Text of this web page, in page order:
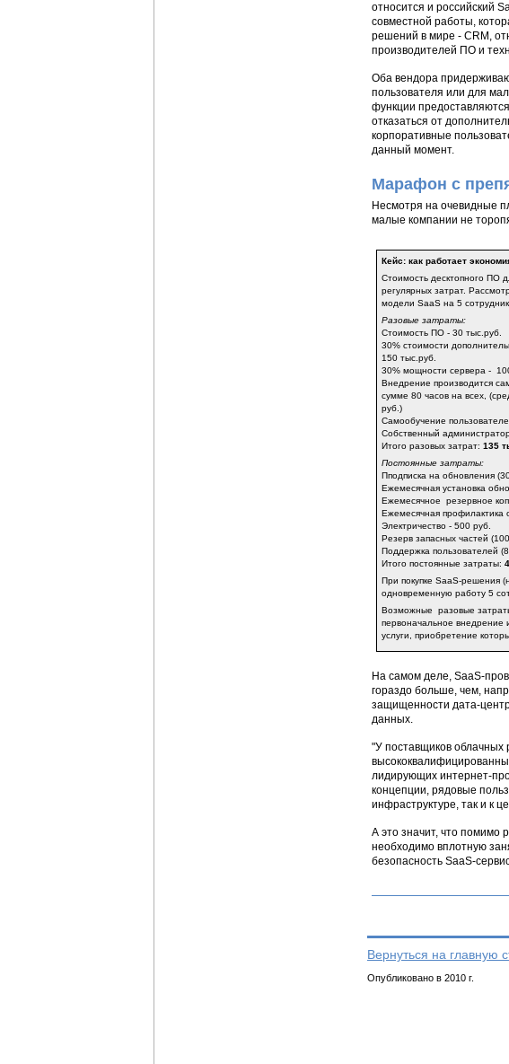
относится и российский
совместной работы,
решений в мире - CRM,
производителей ПО и
Оба вендора
пользователя или для
функции
отказаться от
корпоративные
данный момент.
Марафон с
Несмотря на очевидные
малые компании не
Кейс: как работает
Стоимость десктопного ПО
регулярных затрат.
модели SaaS на 5
Разовые затраты:
Стоимость ПО - 30 тыс.руб.
30% стоимости
150 тыс.руб.
30% мощности сервера -
Внедрение производится
сумме 80 часов на всех,
руб.)
Самообучение
Собственный
Итого разовых затрат: 135
Постоянные затраты:
Пподписка на обновления
Ежемесячная установка
Ежемесячное резервное
Ежемесячная профилактика
Электричество - 500 руб.
Резерв запасных частей
Поддержка пользователей (8
Итого постоянные затраты:
При покупке SaaS-решения
одновременную работу 5
Возможные разовые
первоначальное внедрение
услуги, приобретение
На самом деле, SaaS-
гораздо больше, чем,
защищенности дата-
данных.
"У поставщиков облачных
лидирующих интернет-
концепции, рядовые
инфраструктуре, так и к
А это значит, что помимо
необходимо вплотную
безопасность SaaS-
Вернуться на главную
Опубликовано в 2010 г.